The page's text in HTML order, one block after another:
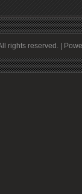
rights reserved. |